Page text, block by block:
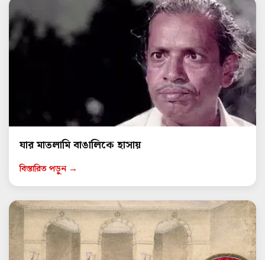
যার মাতলামি বাঙালিকে হাসায়
বিস্তারিত পড়ুন →